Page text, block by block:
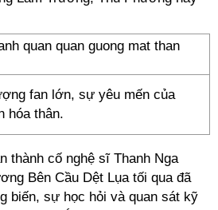
fan lớn, sự yêu mến của
hóa thân.
thành cố nghệ sĩ Thanh Nga
Bên Cầu Dệt Lụa tối qua đã
biến, sự học hỏi và quan sát kỹ